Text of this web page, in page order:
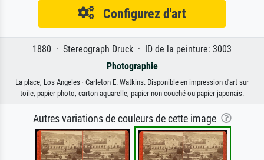
Configurez d'art
1880 · Stereograph Druck · ID de la peinture: 3003
Photographie
La place, Los Angeles · Carleton E. Watkins. Disponible en impression d'art sur
toile, papier photo, carton aquarelle, papier non couché ou papier japonais.
Autres variations de couleurs de cette image